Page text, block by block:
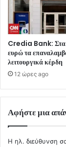
Credia Bank: Στα
ευρώ τα
λειτουργικά κέρδη
12 ώρες ago
Αφήστε μια
Η ηλ. διεύθυνση